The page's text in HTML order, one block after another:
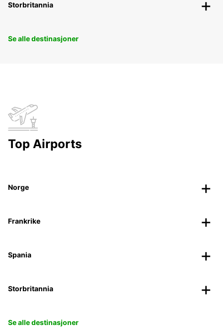
Storbritannia
Se alle destinasjoner
Top Airports
Norge
Frankrike
Spania
Storbritannia
Se alle destinasjoner